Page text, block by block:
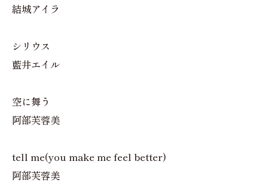
結城アイラ
シリウス
藍井エイル
空に舞う
阿部芙蓉美
tell me(you make me feel better)
阿部芙蓉美